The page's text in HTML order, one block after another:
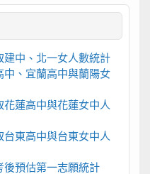
建中、北一女人數統計
中、宜蘭高中與蘭陽女
蓮高中與花蓮女中人
東高中與台東女中人
後預估第一志願統計